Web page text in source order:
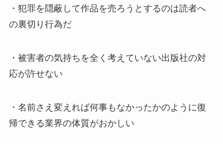
・犯罪を隠蔽して作品を売ろうとするのは読者へ
の裏切り行為だ
・被害者の気持ちを全く考えていない出版社の対
応が許せない
・名前さえ変えれば何事もなかったかのように復
帰できる業界の体質がおかしい